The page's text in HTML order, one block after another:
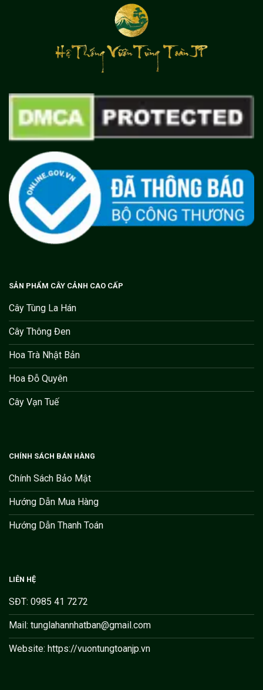
SẢN PHẨM CÂY CẢNH CAO CẤP
Cây Tùng La Hán
Cây Thông Đen
Hoa Trà Nhật Bản
Hoa Đỗ Quyên
Cây Vạn Tuế
CHÍNH SÁCH BÁN HÀNG
Chính Sách Bảo Mật
Hướng Dẫn Mua Hàng
Hướng Dẫn Thanh Toán
LIÊN HỆ
SĐT: 0985 41 7272
Mail: tunglahannhatban@gmail.com
Website: https://vuontungtoanjp.vn